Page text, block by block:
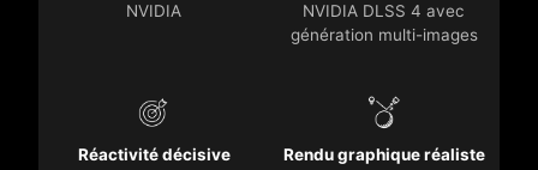
NVIDIA
NVIDIA DLSS 4 avec
génération multi-images
Réactivité décisive
Rendu graphique réaliste